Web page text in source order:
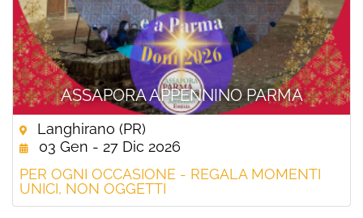
ASSAPORA APPENNINO PARMA
Langhirano (PR)
03 Gen - 27 Dic 2026
PER OGNI OCCASIONE - REGALA MOMENTI
UNICI, NON OGGETTI